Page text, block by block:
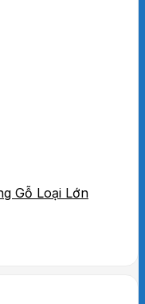
Gỗ Loại Lớn